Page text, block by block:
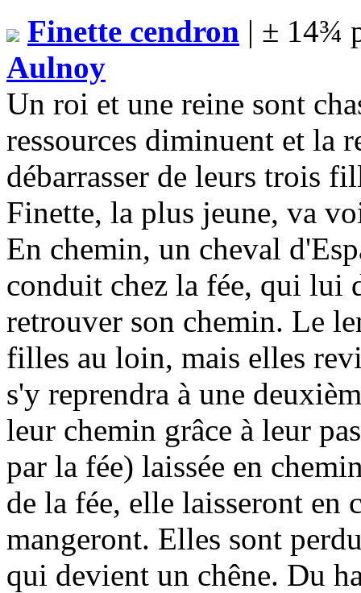
Finette cendron | ± 14¾
Aulnoy
Un roi et une reine sont
ressources diminuent et la
débarrasser de leurs trois
Finette, la plus jeune, va
En chemin, un cheval
conduit chez la fée, qui lui
retrouver son chemin. Le
filles au loin, mais elles
s'y reprendra à une
leur chemin grâce à leur
par la fée) laissée en
de la fée, elle laisseront en
mangeront. Elles sont
qui devient un chêne. Du